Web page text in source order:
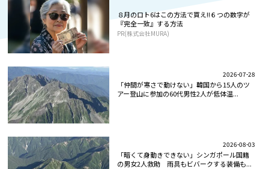
８月のロト6はこの方法で買え!!６つの数字が
『完全一致』する方法
PR(株式会社MURA)
2026-07-28
「仲間が寒さで動けない」韓国から15人のツ
アー登山に参加の60代男性2人が低体温...
2026-08-03
「暗くて身動きできない」シンガポール国籍
の男女2人救助 雨具もビバークする装備も...